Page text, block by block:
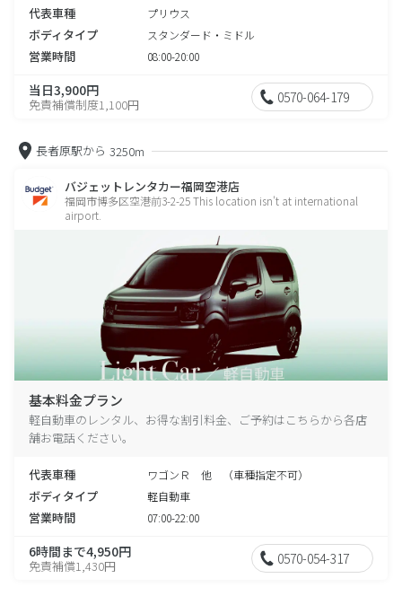
代表車種 プリウス
ボディタイプ スタンダード・ミドル
営業時間 08:00-20:00
当日3,900円
免責補償制度1,100円 0570-064-179
長者原駅から 3250m
バジェットレンタカー福岡空港店
福岡市博多区空港前3-2-25 This location isn't at international
airport.
基本料金プラン
軽自動車のレンタル、お得な割引料金、ご予約はこちらから各店
舗お電話ください。
代表車種 ワゴンＲ 他 （車種指定不可）
ボディタイプ 軽自動車
営業時間 07:00-22:00
6時間まで4,950円
免責補償1,430円 0570-054-317